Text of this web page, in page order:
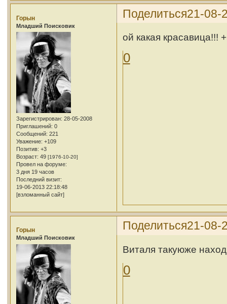
Поделиться21-08-
Горын
Младший Поисковик
Зарегистрирован: 28-05-2008
Приглашений: 0
Сообщений: 221
Уважение: +109
Позитив: +3
Возраст: 49 [1976-10-20]
Провел на форуме:
3 дня 19 часов
Последний визит:
19-06-2013 22:18:48
[взломанный сайт]
ой какая красавица!!!
0
Поделиться21-08-
Горын
Младший Поисковик
Виталя такуюже
0